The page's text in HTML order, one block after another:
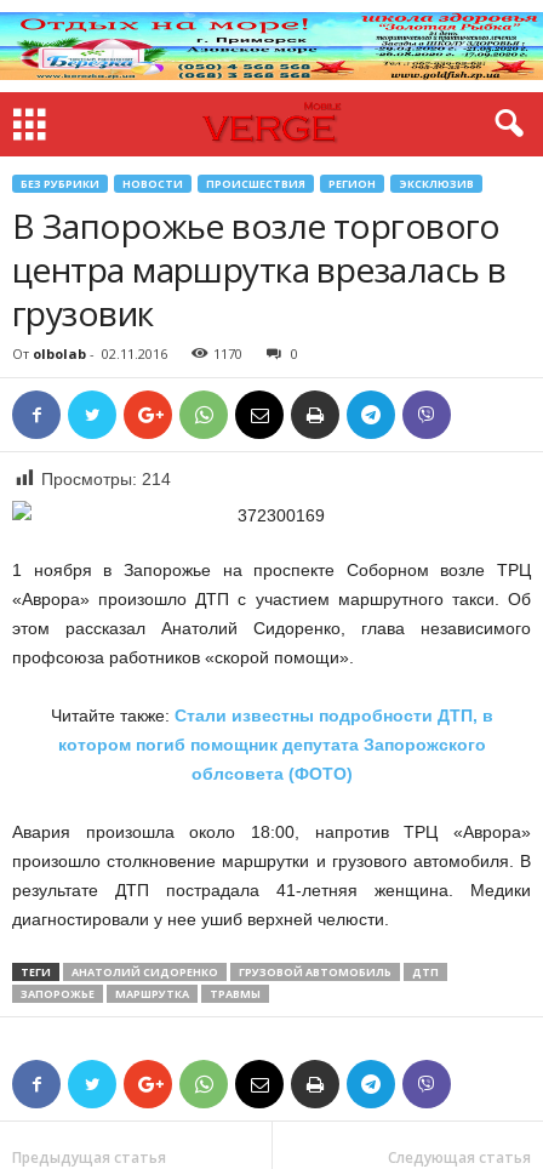
БЕЗ РУБРИКИ НОВОСТИ ПРОИСШЕСТВИЯ РЕГИОН ЭКСКЛЮЗИВ
В Запорожье возле торгового
центра маршрутка врезалась в
грузовик
От olbolab - 02.11.2016 1170 0
Просмотры: 214
1 ноября в Запорожье на проспекте Соборном возле ТРЦ
«Аврора» произошло ДТП с участием маршрутного такси. Об
этом рассказал Анатолий Сидоренко, глава независимого
профсоюза работников «скорой помощи».
Читайте также: Стали известны подробности ДТП, в
котором погиб помощник депутата Запорожского
облсовета (ФОТО)
Авария произошла около 18:00, напротив ТРЦ «Аврора»
произошло столкновение маршрутки и грузового автомобиля. В
результате ДТП пострадала 41-летняя женщина. Медики
диагностировали у нее ушиб верхней челюсти.
ТЕГИ АНАТОЛИЙ СИДОРЕНКО ГРУЗОВОЙ АВТОМОБИЛЬ
ДТП
ЗАПОРОЖЬЕ
МАРШРУТКА ТРАВМЫ
Предыдущая статья Следующая статья